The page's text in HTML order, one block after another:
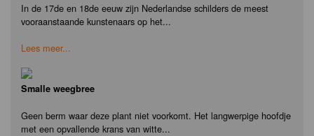
In de 17de en 18de eeuw zijn Nederlandse schilders de meest
vooraanstaande kunstenaars op het...
Lees meer...
Smalle weegbree
Geen berm waar deze plant niet voorkomt. Het langwerpige hoofdje
met een opvallende krans van witte...